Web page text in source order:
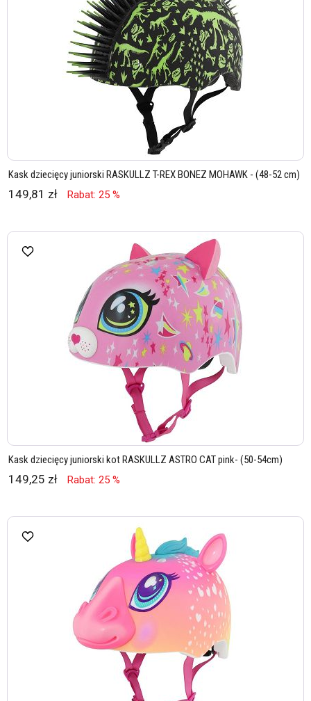
Kask dziecięcy juniorski RASKULLZ T-REX BONEZ MOHAWK - (48-52 cm)
149,81 zł Rabat: 25 %
Kask dziecięcy juniorski kot RASKULLZ ASTRO CAT pink- (50-54cm)
149,25 zł Rabat: 25 %